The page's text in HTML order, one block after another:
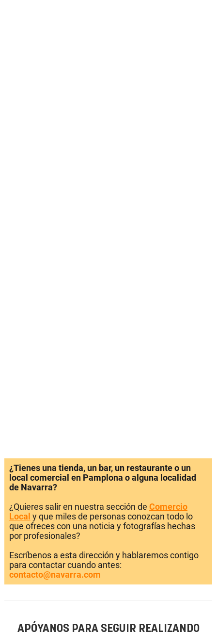
¿Tienes una tienda, un bar, un restaurante o un
local comercial en Pamplona o alguna localidad
de Navarra?
¿Quieres salir en nuestra sección de Comercio
Local y que miles de personas conozcan todo lo
que ofreces con una noticia y fotografías hechas
por profesionales?
Escríbenos a esta dirección y hablaremos contigo
para contactar cuando antes:
contacto@navarra.com
APÓYANOS PARA SEGUIR REALIZANDO